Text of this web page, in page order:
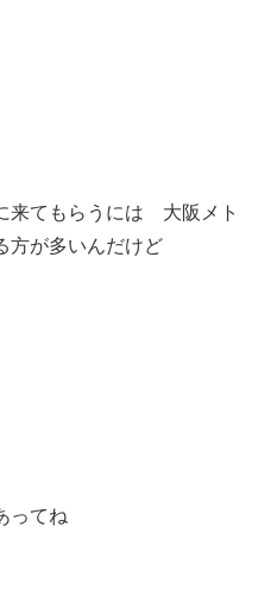
来てもらうには 大阪メト
が多いんだけど
ってね